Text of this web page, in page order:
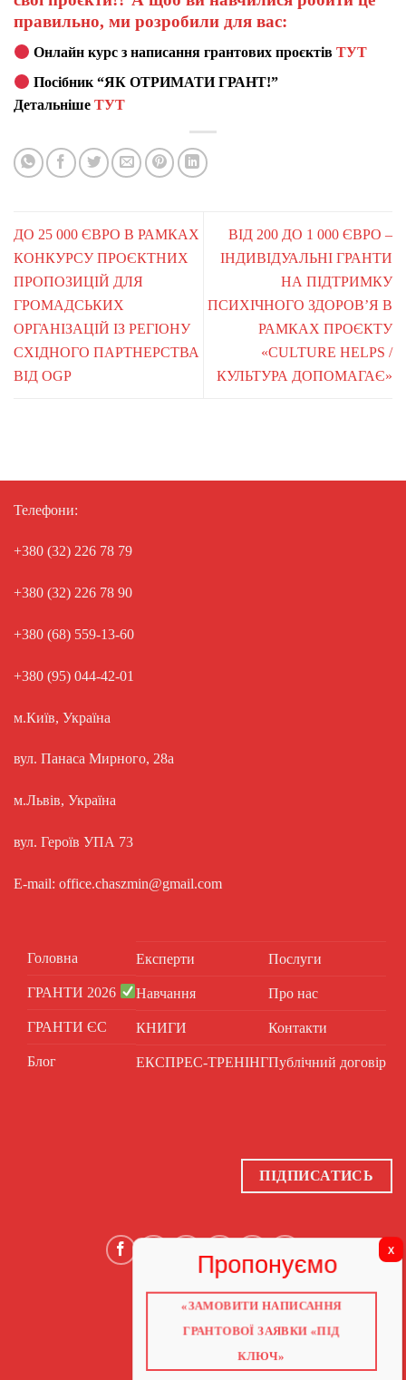
правильно, ми розробили для вас:
Онлайн курс з написання грантових проєктівТУТ
Посібник “ЯК ОТРИМАТИ ГРАНТ!”
Детальніше ТУТ
ДО 25 000 ЄВРО В РАМКАХ
КОНКУРСУ ПРОЄКТНИХ
ПРОПОЗИЦІЙ ДЛЯ
ГРОМАДСЬКИХ
ОРГАНІЗАЦІЙ ІЗ РЕГІОНУ
СХІДНОГО ПАРТНЕРСТВА
ВІД OGP
ВІД 200 ДО 1 000 ЄВРО –
ІНДИВІДУАЛЬНІ ГРАНТИ
НА ПІДТРИМКУ
ПСИХІЧНОГО ЗДОРОВ’Я В
РАМКАХ ПРОЄКТУ
«CULTURE HELPS /
КУЛЬТУРА ДОПОМАГАЄ»
Телефони:
+380 (32) 226 78 79
+380 (32) 226 78 90
+380 (68) 559-13-60
+380 (95) 044-42-01
м.Київ, Україна
вул. Панаса Мирного, 28а
м.Львів, Україна
вул. Героїв УПА 73
E-mail: office.chaszmin@gmail.com
Головна
ГРАНТИ 2026
ГРАНТИ ЄС
Блог
Експерти
Навчання
КНИГИ
ЕКСПРЕС-ТРЕНІНГ
Послуги
Про нас
Контакти
Публічний договір
ПІДПИСАТИСЬ
ГОЛОВНА
ПРО НАС
ГРАНТИ 2026
«ЗАМОВИТИ НАПИСАННЯ
ГРАНТОВОЇ ЗАЯВКИ «ПІД
КЛЮЧ»